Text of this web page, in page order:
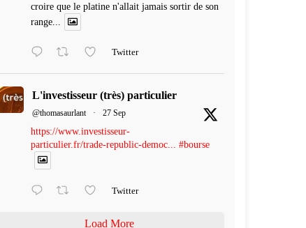
croire que le platine n'allait jamais sortir de son
range...
Twitter
L'investisseur (très) particulier
@thomasaurlant · 27 Sep
https://www.investisseur-
particulier.fr/trade-republic-democ... #bourse
Twitter
Load More